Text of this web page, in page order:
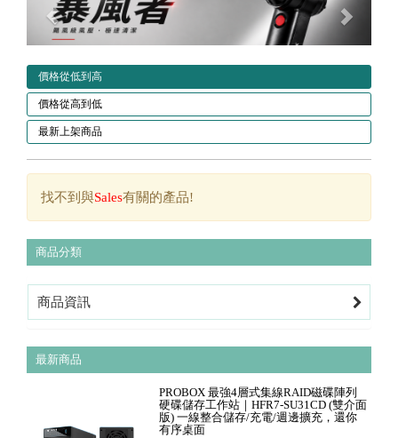
價格從低到高
價格從高到低
最新上架商品
找不到與Sales有關的產品!
商品分類
商品資訊
最新商品
PROBOX 最強4層式集線RAID磁碟陣列
硬碟儲存工作站｜HFR7-SU31CD (雙介面
版) 一線整合儲存/充電/週邊擴充，還你
有序桌面